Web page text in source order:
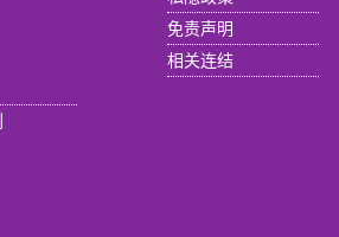
免责声明
相关连结